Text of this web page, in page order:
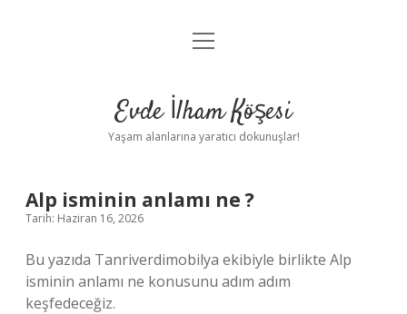
Anasayfa
Yasal Uyarı
menüyü
Evde İlham Köşesi
Yaşam alanlarına yaratıcı dokunuşlar!
Alp isminin anlamı ne ?
Tarih: Haziran 16, 2026
Bu yazıda Tanriverdimobilya ekibiyle birlikte Alp
isminin anlamı ne konusunu adım adım
keşfedeceğiz.